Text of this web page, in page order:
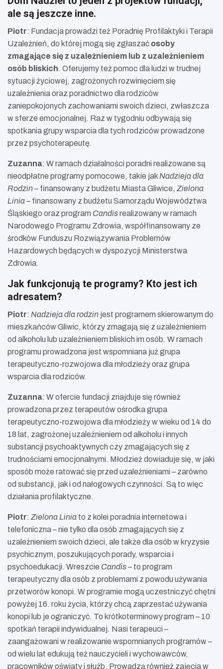
ale są jeszcze inne.
Piotr: Fundacja prowadzi też Poradnię Profilaktyki i Terapii
Uzależnień, do której mogą się zgłaszać osoby
zmagające się z uzależnieniem lub z uzależnieniem
osób bliskich. Oferujemy też pomoc dla ludzi w trudnej
sytuacji życiowej, zagrożonych rozwinięciem się
uzależnienia oraz poradnictwo dla rodziców
zaniepokojonych zachowaniami swoich dzieci, zwłaszcza
w sferze emocjonalnej. Raz w tygodniu odbywają się
spotkania grupy wsparcia dla tych rodziców prowadzone
przez psychoterapeutę.
Zuzanna: W ramach działalności poradni realizowane są
nieodpłatne programy pomocowe, takie jak Nadzieja dla
Rodzin– finansowany z budżetu Miasta Gliwice, Zielona
Linia– finansowany z budżetu Samorządu Województwa
Śląskiego oraz program Candisrealizowany w ramach
Narodowego Programu Zdrowia, współfinansowany ze
środków Funduszu Rozwiązywania Problemów
Hazardowych będących w dyspozycji Ministerstwa
Zdrowia.
Jak funkcjonują te programy? Kto jest ich
adresatem?
Piotr: Nadzieja dla rodzin jest programem skierowanym do
mieszkańców Gliwic, którzy zmagają się z uzależnieniem
od alkoholu lub uzależnieniem bliskich im osób. W ramach
programu prowadzona jest wspomniana już grupa
terapeutyczno-rozwojowa dla młodzieży oraz grupa
wsparcia dla rodziców.
Zuzanna: W ofercie fundacji znajduje się również
prowadzona przez terapeutów ośrodka grupa
terapeutyczno-rozwojowa dla młodzieży w wieku od 14 do
18 lat, zagrożonej uzależnieniem od alkoholu i innych
substancji psychoaktywnych czy zmagających się z
trudnościami emocjonalnymi. Młodzież dowiaduje się, w jaki
sposób może ratować się przed uzależnieniami – zarówno
od substancji, jak i od nałogowych czynności. Są to więc
działania profilaktyczne.
Piotr: Zielona Linia to z kolei poradnia internetowa i
telefoniczna – nie tylko dla osób zmagających się z
uzależnieniem swoich dzieci, ale także dla osób w kryzysie
psychicznym, poszukujących porady, wsparcia i
psychoedukacji. Wreszcie Candis– to program
terapeutyczny dla osób z problemami z powodu używania
przetworów konopi. W programie mogą uczestniczyć chętni
powyżej 16. roku życia, którzy chcą zaprzestać używania
konopi lub je ograniczyć. To krótkoterminowy program – 10
spotkań terapii indywidualnej. Nasi terapeuci –
zaangażowani w realizowanie wspomnianych programów –
od wielu lat edukują też nauczycieli i wychowawców,
pracowników oświaty i służb. Prowadzą również zajęcia w